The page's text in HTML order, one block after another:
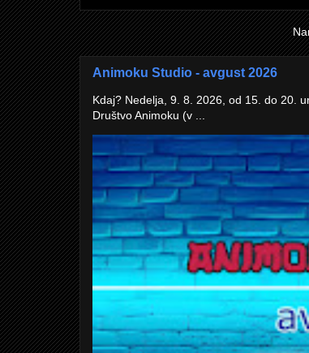
Animoku Studio - avgust 2026
Kdaj? Nedelja, 9. 8. 2026, od 15. do 20.
Društvo Animoku (v ...